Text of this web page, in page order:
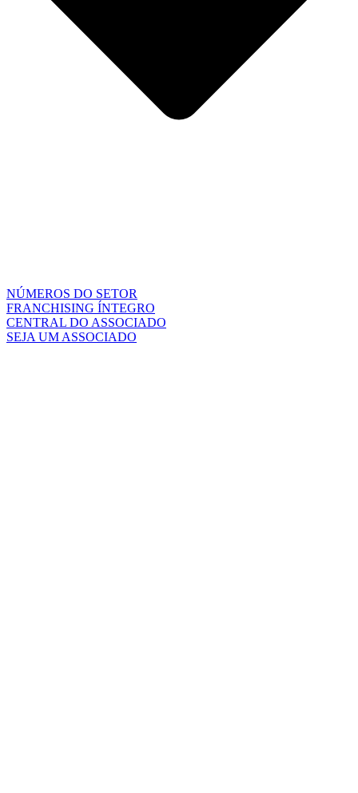
NÚMEROS DO SETOR
FRANCHISING ÍNTEGRO
CENTRAL DO ASSOCIADO
SEJA UM ASSOCIADO